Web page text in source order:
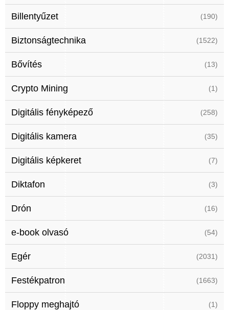
Billentyűzet (190)
Biztonságtechnika (1522)
Bővítés (13)
Crypto Mining (1)
Digitális fényképező (258)
Digitális kamera (35)
Digitális képkeret (7)
Diktafon (3)
Drón (16)
e-book olvasó (54)
Egér (2031)
Festékpatron (1663)
Floppy meghajtó (1)